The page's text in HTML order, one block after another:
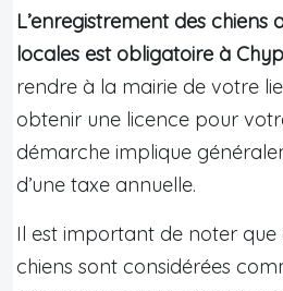
L’enregistrement des chiens
locales est obligatoire à
rendre à la mairie de votre
obtenir une licence pour
démarche implique
d’une taxe annuelle.
Il est important de noter que
chiens sont considérées